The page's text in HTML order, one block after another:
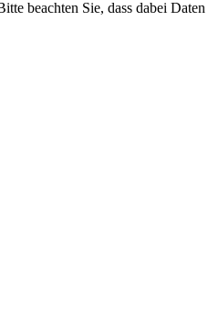
beachten Sie, dass dabei